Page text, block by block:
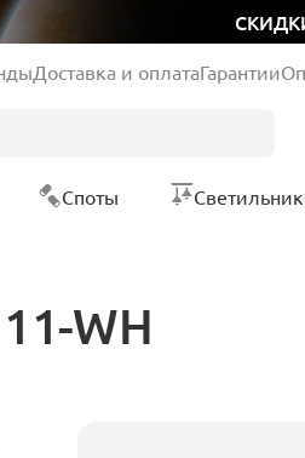
Доставка и оплатаГарантии
Споты
WH